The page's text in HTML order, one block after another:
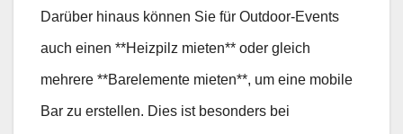
Darüber hinaus können Sie für Outdoor-Events
auch einen **Heizpilz mieten** oder gleich
mehrere **Barelemente mieten**, um eine mobile
Bar zu erstellen. Dies ist besonders bei